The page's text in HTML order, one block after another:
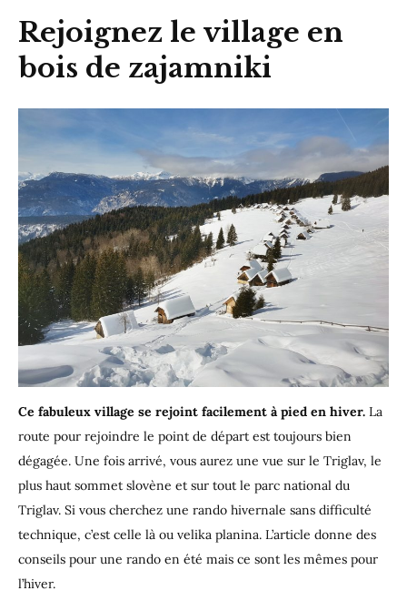
Rejoignez le village en
bois de zajamniki
Ce fabuleux village se rejoint facilement à pied en hiver. La
route pour rejoindre le point de départ est toujours bien
dégagée. Une fois arrivé, vous aurez une vue sur le Triglav, le
plus haut sommet slovène et sur tout le parc national du
Triglav. Si vous cherchez une rando hivernale sans difficulté
technique, c’est celle là ou velika planina. L’article donne des
conseils pour une rando en été mais ce sont les mêmes pour
l’hiver.